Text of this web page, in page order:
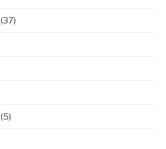
(37)
(5)